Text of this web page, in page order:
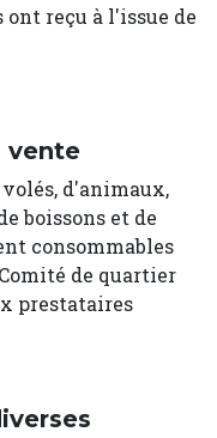
reçu à l'issue de
vente
d'animaux,
boissons et de
consommables
de quartier
prestataires